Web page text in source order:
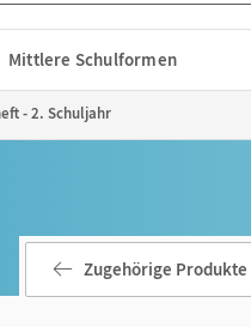
Mittlere Schulformen
- 2. Schuljahr
Zugehörige